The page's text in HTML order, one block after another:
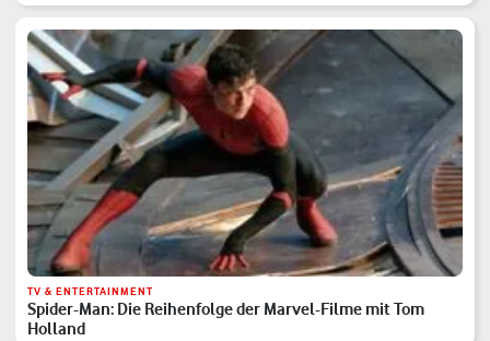
TV & ENTERTAINMENT
Spider-Man: Die Reihenfolge der Marvel-Filme mit Tom
Holland